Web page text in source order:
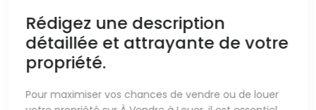
Rédigez une description
détaillée et attrayante de votre
propriété.
Pour maximiser vos chances de vendre ou de louer